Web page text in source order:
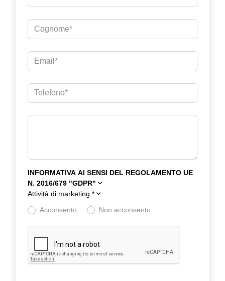
INFORMATIVA AI SENSI DEL REGOLAMENTO UE
N. 2016/679 "GDPR"
Attività di marketing *
Acconsento Non acconsento